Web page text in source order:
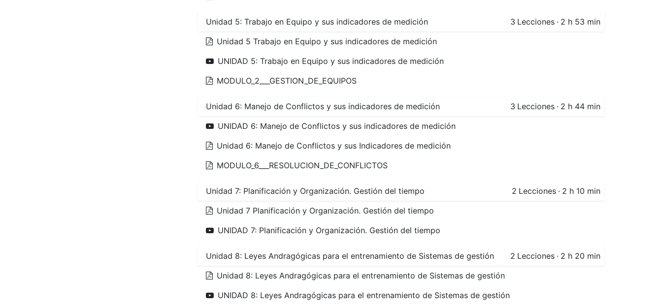
Unidad 5: Trabajo en Equipo y sus indicadores de medición 3 Lecciones · 2 h 53 min
Unidad 5 Trabajo en Equipo y sus indicadores de medición
UNIDAD 5: Trabajo en Equipo y sus indicadores de medición
MODULO_2___GESTION_DE_EQUIPOS
Unidad 6: Manejo de Conflictos y sus indicadores de medición 3 Lecciones · 2 h 44 min
UNIDAD 6: Manejo de Conflictos y sus indicadores de medición
Unidad 6: Manejo de Conflictos y sus Indicadores de medición
MODULO_6___RESOLUCION_DE_CONFLICTOS
Unidad 7: Planificación y Organización. Gestión del tiempo 2 Lecciones · 2 h 10 min
Unidad 7 Planificación y Organización. Gestión del tiempo
UNIDAD 7: Planificación y Organización. Gestión del tiempo
Unidad 8: Leyes Andragógicas para el entrenamiento de Sistemas de gestión 2 Lecciones · 2 h 20 min
Unidad 8: Leyes Andragógicas para el entrenamiento de Sistemas de gestión
UNIDAD 8: Leyes Andragógicas para el entrenamiento de Sistemas de gestión